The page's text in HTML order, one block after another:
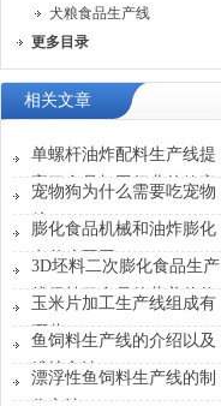
犬粮食品生产线
更多目录
相关文章
单螺杆油炸配料生产线提
高了食品加工行业的效率
与品质
宠物狗为什么需要吃宠物
粮
膨化食品机械和油炸膨化
有什么不同？
3D坯料二次膨化食品生产
线保持了食品的营养价值
和口感
玉米片加工生产线组成有
哪些
鱼饲料生产线的介绍以及
维护方法
漂浮性鱼饲料生产线的制